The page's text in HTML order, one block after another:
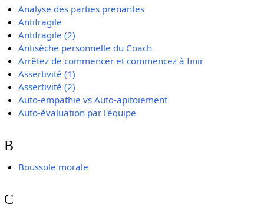
Analyse des parties prenantes
Antifragile
Antifragile (2)
Antisèche personnelle du Coach
Arrêtez de commencer et commencez à finir
Assertivité (1)
Assertivité (2)
Auto-empathie vs Auto-apitoiement
Auto-évaluation par l'équipe
B
Boussole morale
C